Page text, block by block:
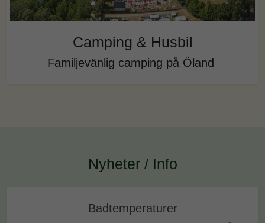
Camping & Husbil
Familjevänlig camping på Öland
Nyheter / Info
Badtemperaturer